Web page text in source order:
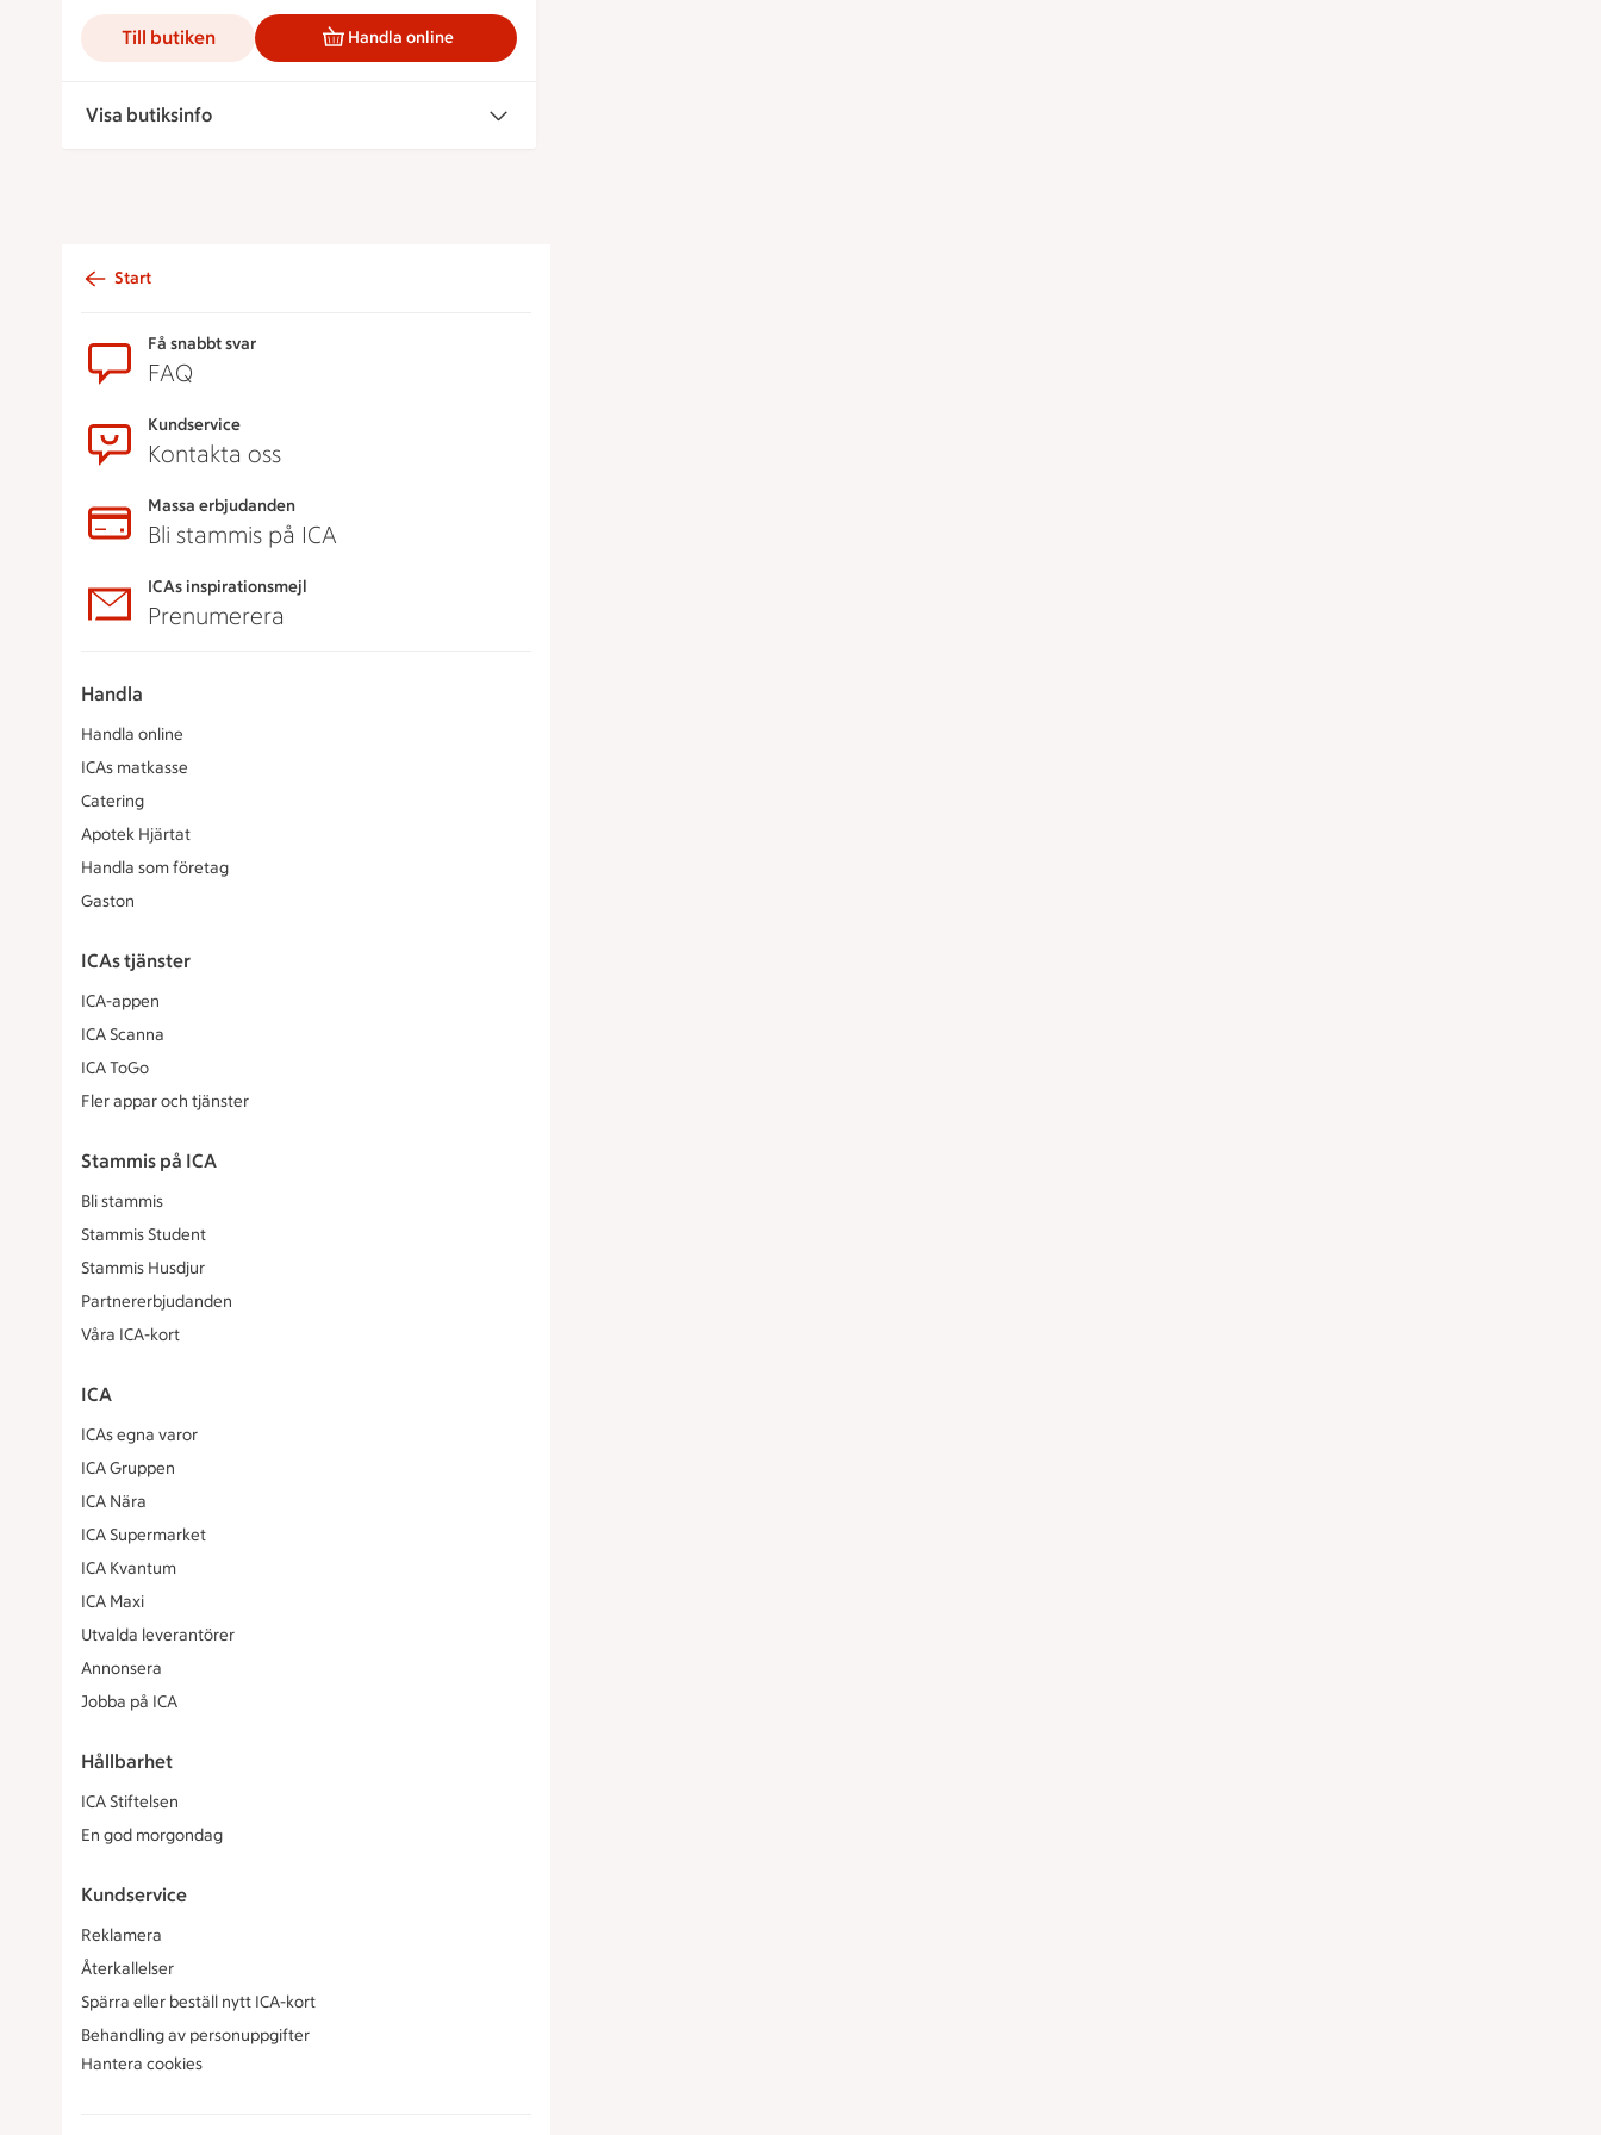
Till butiken Handla online
Visa butiksinfo
Start
Få snabbt svar
FAQ
Kundservice
Kontakta oss
Massa erbjudanden
Bli stammis på ICA
ICAs inspirationsmejl
Prenumerera
Handla
Handla online
ICAs matkasse
Catering
Apotek Hjärtat
Handla som företag
Gaston
ICAs tjänster
ICA-appen
ICA Scanna
ICA ToGo
Fler appar och tjänster
Stammis på ICA
Bli stammis
Stammis Student
Stammis Husdjur
Partnererbjudanden
Våra ICA-kort
ICA
ICAs egna varor
ICA Gruppen
ICA Nära
ICA Supermarket
ICA Kvantum
ICA Maxi
Utvalda leverantörer
Annonsera
Jobba på ICA
Hållbarhet
ICA Stiftelsen
En god morgondag
Kundservice
Reklamera
Återkallelser
Spärra eller beställ nytt ICA-kort
Behandling av personuppgifter
Hantera cookies